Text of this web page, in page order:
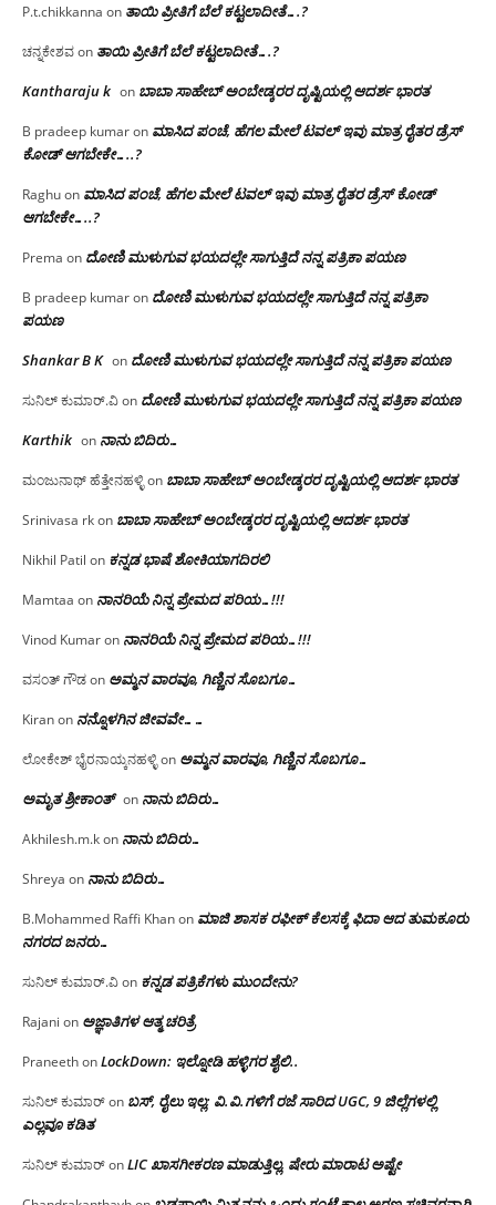
P.t.chikkanna on ತಾಯಿ ಪ್ರೀತಿಗೆ ಬೆಲೆ ಕಟ್ಟಲಾದೀತೆ….?
ಚನ್ನಕೇಶವon ತಾಯಿ ಪ್ರೀತಿಗೆ ಬೆಲೆ ಕಟ್ಟಲಾದೀತೆ….?
Kantharaju k on ಬಾಬಾ ಸಾಹೇಬ್ ಅಂಬೇಡ್ಕರರ ದೃಷ್ಟಿಯಲ್ಲಿ ಆದರ್ಶ ಭಾರತ
B pradeep kumaron ಮಾಸಿದ ಪಂಚೆ, ಹೆಗಲ ಮೇಲೆ ಟವಲ್‌ ಇವು ಮಾತ್ರ ರೈತರ ಡ್ರೆಸ್‌
ಕೋಡ್ ಆಗಬೇಕೇ…..?‌
Raghuon ಮಾಸಿದ ಪಂಚೆ, ಹೆಗಲ ಮೇಲೆ ಟವಲ್‌ ಇವು ಮಾತ್ರ ರೈತರ ಡ್ರೆಸ್‌ ಕೋಡ್
ಆಗಬೇಕೇ…..?‌
Prema on ದೋಣಿ ಮುಳುಗುವ ಭಯದಲ್ಲೇ ಸಾಗುತ್ತಿದೆ ನನ್ನ ಪತ್ರಿಕಾ ಪಯಣ
B pradeep kumaron ದೋಣಿ ಮುಳುಗುವ ಭಯದಲ್ಲೇ ಸಾಗುತ್ತಿದೆ ನನ್ನ ಪತ್ರಿಕಾ
ಪಯಣ
Shankar B K on ದೋಣಿ ಮುಳುಗುವ ಭಯದಲ್ಲೇ ಸಾಗುತ್ತಿದೆ ನನ್ನ ಪತ್ರಿಕಾ ಪಯಣ
ಸುನಿಲ್ ಕುಮಾರ್.ವಿon ದೋಣಿ ಮುಳುಗುವ ಭಯದಲ್ಲೇ ಸಾಗುತ್ತಿದೆ ನನ್ನ ಪತ್ರಿಕಾ ಪಯಣ
Karthik on ನಾನು ಬಿದಿರು…
ಮಂಜುನಾಥ್ ಹೆತ್ತೇನಹಳ್ಳಿon ಬಾಬಾ ಸಾಹೇಬ್ ಅಂಬೇಡ್ಕರರ ದೃಷ್ಟಿಯಲ್ಲಿ ಆದರ್ಶ ಭಾರತ
Srinivasa rkon ಬಾಬಾ ಸಾಹೇಬ್ ಅಂಬೇಡ್ಕರರ ದೃಷ್ಟಿಯಲ್ಲಿ ಆದರ್ಶ ಭಾರತ
Nikhil Patil on ಕನ್ನಡ ಭಾಷೆ ಶೋಕಿಯಾಗದಿರಲಿ
Mamtaa on ನಾನರಿಯೆ ನಿನ್ನ ಪ್ರೇಮದ ಪರಿಯ…!!!
Vinod Kumaron ನಾನರಿಯೆ ನಿನ್ನ ಪ್ರೇಮದ ಪರಿಯ…!!!
ವಸಂತ್ ಗೌಡon ಅಮ್ಮನ ವಾರವೂ, ಗಿಣ್ಣಿನ ಸೊಬಗೂ…
Kiranon ನನ್ನೊಳಗಿನ ಜೀವವೇ……
ಲೋಕೇಶ್ ಭೈರನಾಯ್ಕನಹಳ್ಳಿon ಅಮ್ಮನ ವಾರವೂ, ಗಿಣ್ಣಿನ ಸೊಬಗೂ…
ಅಮೃತ ಶ್ರೀಕಾಂತ್ on ನಾನು ಬಿದಿರು…
Akhilesh.m.kon ನಾನು ಬಿದಿರು…
Shreya on ನಾನು ಬಿದಿರು…
B.Mohammed Raffi Khanon ಮಾಜಿ ಶಾಸಕ ರಫೀಕ್ ಕೆಲಸಕ್ಕೆ ಫಿದಾ ಆದ ತುಮಕೂರು
ನಗರದ ಜನರು…
ಸುನಿಲ್ ಕುಮಾರ್.ವಿon ಕನ್ನಡ ಪತ್ರಿಕೆಗಳು ಮುಂದೇನು?
Rajani on ಅಜ್ಞಾತಿಗಳ ಆತ್ಮ ಚರಿತ್ರೆ
PraneethonLockDown: ಇಲ್ನೋಡಿ ಹಳ್ಳಿಗರ ಶೈಲಿ..
ಸುನಿಲ್ ಕುಮಾರ್on ಬಸ್, ರೈಲು ಇಲ್ಲ; ವಿ.ವಿ.ಗಳಿಗೆ ರಜೆ ಸಾರಿದ UGC, 9 ಜಿಲ್ಲೆಗಳಲ್ಲಿ
ಎಲ್ಲವೂ ಕಡಿತ
ಸುನಿಲ್ ಕುಮಾರ್onLIC ಖಾಸಗೀಕರಣ ಮಾಡುತ್ತಿಲ್ಲ, ಷೇರು ಮಾರಾಟ ಅಷ್ಟೇ